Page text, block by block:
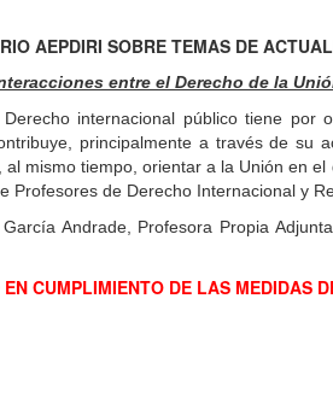
AEPDIRI SOBRE TEMAS DE
entre el Derecho de la
internacional público tiene
principalmente a través de
mismo tiempo, orientar a la Unión en
Profesores de Derecho Internacional y
Andrade, Profesora Propia
CUMPLIMIENTO DE LAS MEDIDAS